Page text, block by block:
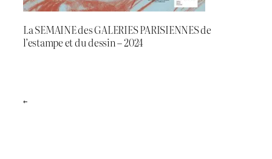
La SEMAINE des GALERIES PARISIENNES de
l’estampe et du dessin – 2024
←